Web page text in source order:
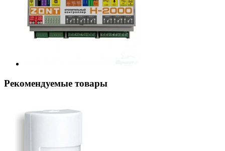
Рекомендуемые товары